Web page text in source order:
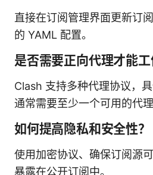
直接在订阅管理界面更新订
的 YAML 配置。
是否需要正向代理才能工
Clash 支持多种代理协议，具
通常需要至少一个可用的代理
如何提高隐私和安全性？
使用加密协议、确保订阅源
暴露在公开订阅中。